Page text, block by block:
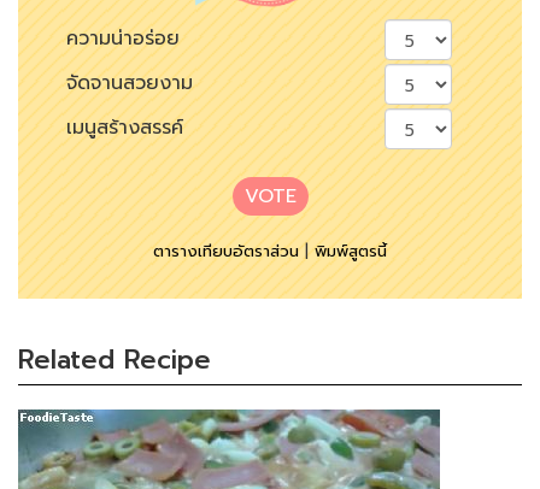
ความน่าอร่อย
จัดจานสวยงาม
เมนูสร้างสรรค์
VOTE
ตารางเทียบอัตราส่วน|พิมพ์สูตรนี้
Related Recipe